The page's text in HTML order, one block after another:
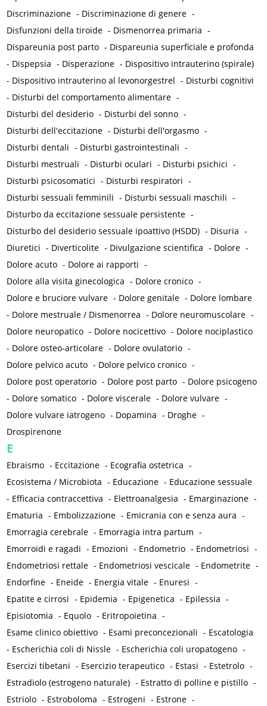
Discriminazione - Discriminazione di genere -
Disfunzioni della tiroide - Dismenorrea primaria -
Dispareunia post parto - Dispareunia superficiale e profonda
- Dispepsia - Disperazione - Dispositivo intrauterino (spirale)
- Dispositivo intrauterino al levonorgestrel - Disturbi cognitivi
- Disturbi del comportamento alimentare -
Disturbi del desiderio - Disturbi del sonno -
Disturbi dell'eccitazione - Disturbi dell'orgasmo -
Disturbi dentali - Disturbi gastrointestinali -
Disturbi mestruali - Disturbi oculari - Disturbi psichici -
Disturbi psicosomatici - Disturbi respiratori -
Disturbi sessuali femminili - Disturbi sessuali maschili -
Disturbo da eccitazione sessuale persistente -
Disturbo del desiderio sessuale ipoattivo (HSDD) - Disuria -
Diuretici - Diverticolite - Divulgazione scientifica - Dolore -
Dolore acuto - Dolore ai rapporti -
Dolore alla visita ginecologica - Dolore cronico -
Dolore e bruciore vulvare - Dolore genitale - Dolore lombare
- Dolore mestruale / Dismenorrea - Dolore neuromuscolare -
Dolore neuropatico - Dolore nocicettivo - Dolore nociplastico
- Dolore osteo-articolare - Dolore ovulatorio -
Dolore pelvico acuto - Dolore pelvico cronico -
Dolore post operatorio - Dolore post parto - Dolore psicogeno
- Dolore somatico - Dolore viscerale - Dolore vulvare -
Dolore vulvare iatrogeno - Dopamina - Droghe -
Drospirenone
E
Ebraismo - Eccitazione - Ecografia ostetrica -
Ecosistema / Microbiota - Educazione - Educazione sessuale
- Efficacia contraccettiva - Elettroanalgesia - Emarginazione -
Ematuria - Embolizzazione - Emicrania con e senza aura -
Emorragia cerebrale - Emorragia intra partum -
Emorroidi e ragadi - Emozioni - Endometrio - Endometriosi -
Endometriosi rettale - Endometriosi vescicale - Endometrite -
Endorfine - Eneide - Energia vitale - Enuresi -
Epatite e cirrosi - Epidemia - Epigenetica - Epilessia -
Episiotomia - Equolo - Eritropoietina -
Esame clinico obiettivo - Esami preconcezionali - Escatologia
- Escherichia coli di Nissle - Escherichia coli uropatogeno -
Esercizi tibetani - Esercizio terapeutico - Estasi - Estetrolo -
Estradiolo (estrogeno naturale) - Estratto di polline e pistillo -
Estriolo - Estroboloma - Estrogeni - Estrone -